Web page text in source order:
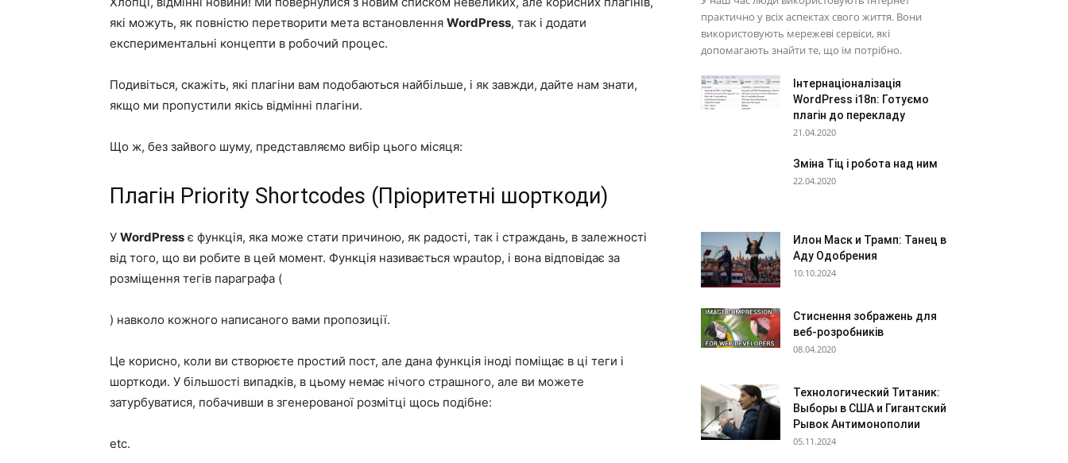
які можуть, як повністю перетворити мета встановлення WordPress, так і додати
експериментальні концепти в робочий процес.
Подивіться, скажіть, які плагіни вам подобаються найбільше, і як завжди, дайте нам знати,
якщо ми пропустили якісь відмінні плагіни.
Що ж, без зайвого шуму, представляємо вибір цього місяця:
Плагін Priority Shortcodes (Пріоритетні шорткоди)
У WordPress є функція, яка може стати причиною, як радості, так і страждань, в залежності
від того, що ви робите в цей момент. Функція називається wpautop, і вона відповідає за
розміщення тегів параграфа (
) навколо кожного написаного вами пропозиції.
Це корисно, коли ви створюєте простий пост, але дана функція іноді поміщає в ці теги і
шорткоди. У більшості випадків, в цьому немає нічого страшного, але ви можете
затурбуватися, побачивши в згенерованої розмітці щось подібне:
etc.
практично у всіх аспектах свого життя. Вони
використовують мережеві сервіси, які
допомагають знайти те, що їм потрібно.
Інтернаціоналізація
WordPress i18n: Готуємо
плагін до перекладу
21.04.2020
Зміна Тіц і робота над ним
22.04.2020
Илон Маск и Трамп: Танец в
Аду Одобрения
10.10.2024
Стиснення зображень для
веб-розробників
08.04.2020
Технологический Титаник:
Выборы в США и Гигантский
Рывок Антимонополии
05.11.2024